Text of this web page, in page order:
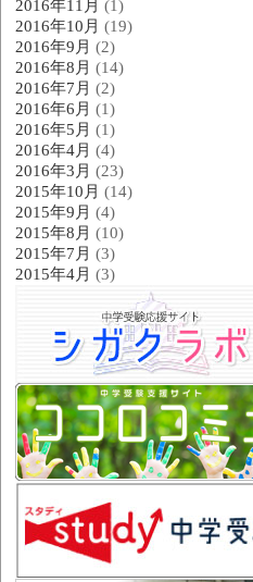
2016年11月 (1)
2016年10月 (19)
2016年9月 (2)
2016年8月 (14)
2016年7月 (2)
2016年6月 (1)
2016年5月 (1)
2016年4月 (4)
2016年3月 (23)
2015年10月 (14)
2015年9月 (4)
2015年8月 (10)
2015年7月 (3)
2015年4月 (3)